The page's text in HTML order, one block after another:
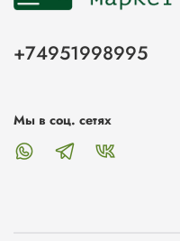
+74951998995
Мы в соц. сетях